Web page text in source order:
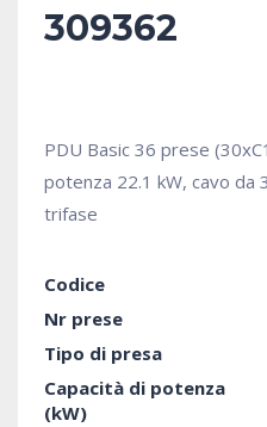
309362
PDU Basic 36 prese
potenza 22.1 kW, cavo da
trifase
Codice
Nr prese
Tipo di presa
Capacità di potenza
(kW)